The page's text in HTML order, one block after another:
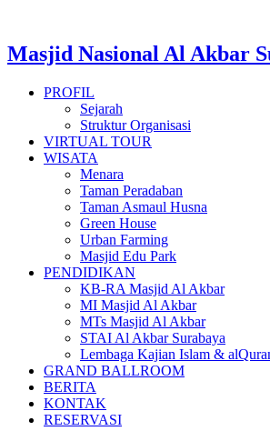
Masjid Nasional Al Akbar
PROFIL
Sejarah
Struktur Organisasi
VIRTUAL TOUR
WISATA
Menara
Taman Peradaban
Taman Asmaul Husna
Green House
Urban Farming
Masjid Edu Park
PENDIDIKAN
KB-RA Masjid Al Akbar
MI Masjid Al Akbar
MTs Masjid Al Akbar
STAI Al Akbar Surabaya
Lembaga Kajian Islam &
GRAND BALLROOM
BERITA
KONTAK
RESERVASI